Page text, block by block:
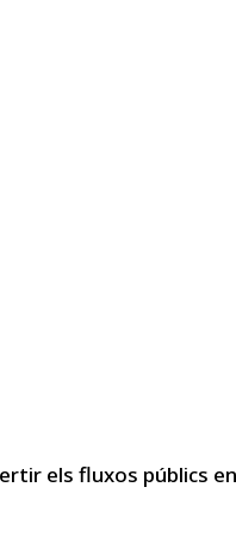
els fluxos públics en